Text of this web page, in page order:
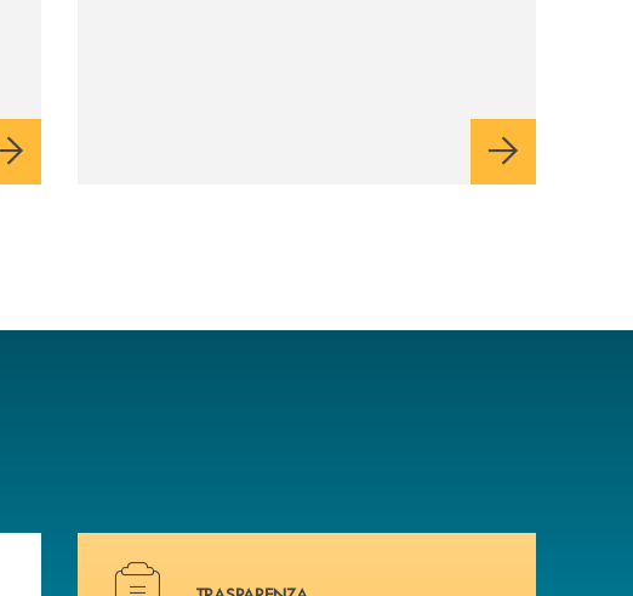
Hai bisogno di alcuni document i? Vai alla pagina